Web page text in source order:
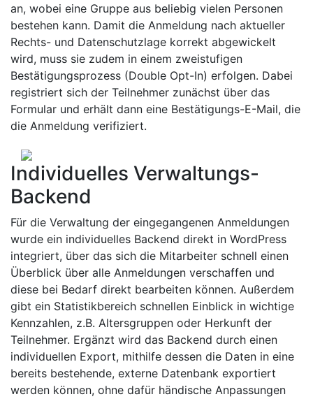
an, wobei eine Gruppe aus beliebig vielen Personen
bestehen kann. Damit die Anmeldung nach aktueller
Rechts- und Datenschutzlage korrekt abgewickelt
wird, muss sie zudem in einem zweistufigen
Bestätigungsprozess (Double Opt-In) erfolgen. Dabei
registriert sich der Teilnehmer zunächst über das
Formular und erhält dann eine Bestätigungs-E-Mail, die
die Anmeldung verifiziert.
Individuelles Verwaltungs-
Backend
Für die Verwaltung der eingegangenen Anmeldungen
wurde ein individuelles Backend direkt in WordPress
integriert, über das sich die Mitarbeiter schnell einen
Überblick über alle Anmeldungen verschaffen und
diese bei Bedarf direkt bearbeiten können. Außerdem
gibt ein Statistikbereich schnellen Einblick in wichtige
Kennzahlen, z.B. Altersgruppen oder Herkunft der
Teilnehmer. Ergänzt wird das Backend durch einen
individuellen Export, mithilfe dessen die Daten in eine
bereits bestehende, externe Datenbank exportiert
werden können, ohne dafür händische Anpassungen